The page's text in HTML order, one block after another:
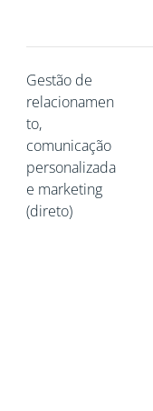
Gestão de
relacionamen
to,
comunicação
personalizada
e marketing
(direto)